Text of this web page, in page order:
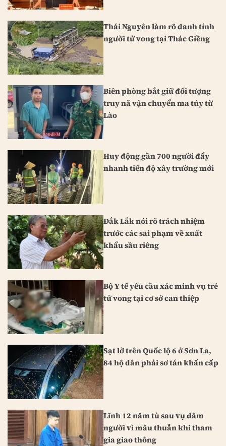
Thái Nguyên làm rõ danh tính
người tử vong tại Thác Giềng
Biên phòng bắt giữ đối tượng
truy nã vận chuyển ma túy từ
Lào
Huy động gần 700 người đẩy
nhanh tiến độ xây trường mới
Đắk Lắk nói rõ trách nhiệm
trước các sai phạm về xuất
khẩu sầu riêng
Bộ Y tế yêu cầu xác minh vụ trẻ
tử vong tại cơ sở can thiệp
Sạt lở trên Quốc lộ 6 ở Sơn La,
84 hộ dân phải sơ tán khẩn cấp
Lĩnh 12 năm tù sau vụ đâm
người vì mâu thuẫn khi tham
gia giao thông